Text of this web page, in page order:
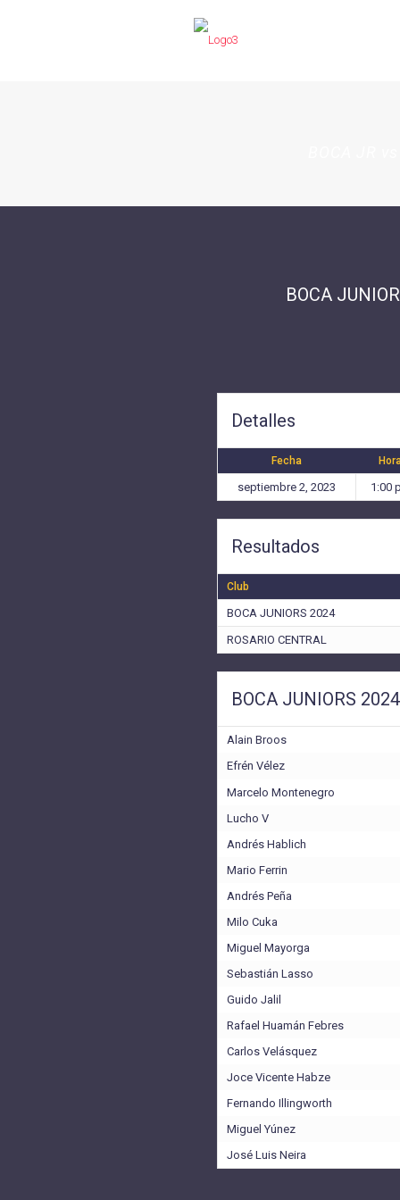
BOCA
Detalles
Fecha
septiembre 2, 2023 1:00
Resultados
Club
BOCA JUNIORS 2024
ROSARIO CENTRAL
BOCA JUNIORS 2024
Alain Broos
Efrén Vélez
Marcelo Montenegro
Lucho V
Andrés Hablich
Mario Ferrin
Andrés Peña
Milo Cuka
Miguel Mayorga
Sebastián Lasso
Guido Jalil
Rafael Huamán Febres
Carlos Velásquez
Joce Vicente Habze
Fernando Illingworth
Miguel Yúnez
José Luis Neira